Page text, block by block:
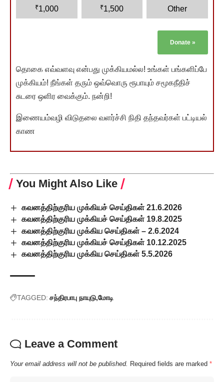
₹1,000 ₹1,500 Other
Donate »
தொகை எவ்வளவு என்பது முக்கியமல்ல! உங்கள் பங்களிப்பே
முக்கியம்! நீங்கள் தரும் ஒவ்வொரு ரூபாயும் சமூகநீதிச்
சுடரை ஒளிர வைக்கும். நன்றி!
இணையம்வழி விடுதலை வளர்ச்சி நிதி தந்தவர்கள் பட்டியல்
காண
You Might Also Like
கவனத்திற்குரிய முக்கியச் செய்திகள் 21.6.2026
கவனத்திற்குரிய முக்கியச் செய்திகள் 19.8.2025
கவனத்திற்குரிய முக்கிய செய்திகள் – 2.6.2024
கவனத்திற்குரிய முக்கியச் செய்திகள் 10.12.2025
கவனத்திற்குரிய முக்கிய செய்திகள் 5.5.2026
TAGGED: சந்திரபாபு நாயுடு மோடி
Leave a Comment
Your email address will not be published. Required fields are marked *